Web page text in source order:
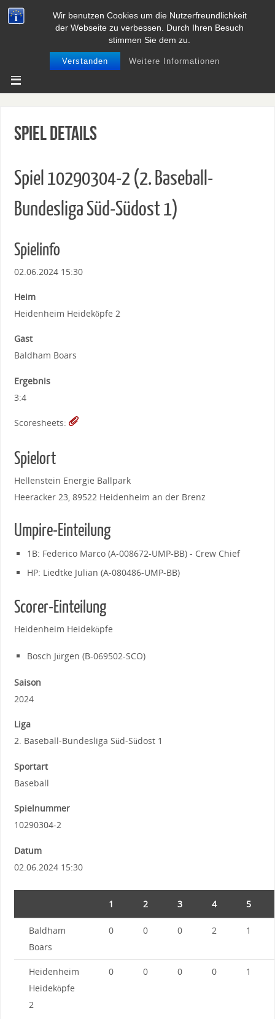
Wir benutzen Cookies um die Nutzerfreundlichkeit
der Webseite zu verbessen. Durch Ihren Besuch
stimmen Sie dem zu.
Verstanden Weitere Informationen
BASEBALL UND SOFTBALL IN
NIEDERSACHSEN
Spiel Details
Spiel 10290304-2 (2. Baseball-
Bundesliga Süd-Südost 1)
Spielinfo
02.06.2024 15:30
Heim
Heidenheim Heideköpfe 2
Gast
Baldham Boars
Ergebnis
3:4
Scoresheets:
Spielort
Hellenstein Energie Ballpark
Heeracker 23, 89522 Heidenheim an der Brenz
Umpire-Einteilung
1B: Federico Marco (A-008672-UMP-BB) - Crew Chief
HP: Liedtke Julian (A-080486-UMP-BB)
Scorer-Einteilung
Heidenheim Heideköpfe
Bosch Jürgen (B-069502-SCO)
Saison
2024
Liga
2. Baseball-Bundesliga Süd-Südost 1
Sportart
Baseball
Spielnummer
10290304-2
Datum
02.06.2024 15:30
1 2 3 4 5
Baldham
Boars
0 0 0 2 1
Heidenheim
Heideköpfe
2
0 0 0 0 1